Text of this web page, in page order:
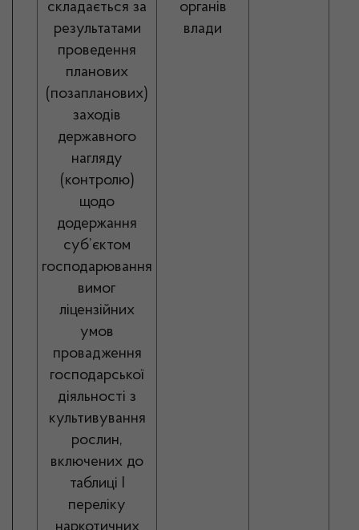
складається за
результатами
проведення
планових
(позапланових)
заходів
державного
нагляду
(контролю)
щодо
додержання
суб’єктом
господарювання
вимог
ліцензійних
умов
провадження
господарської
діяльності з
культивування
рослин,
включених до
таблиці І
переліку
наркотичних
органів
влади